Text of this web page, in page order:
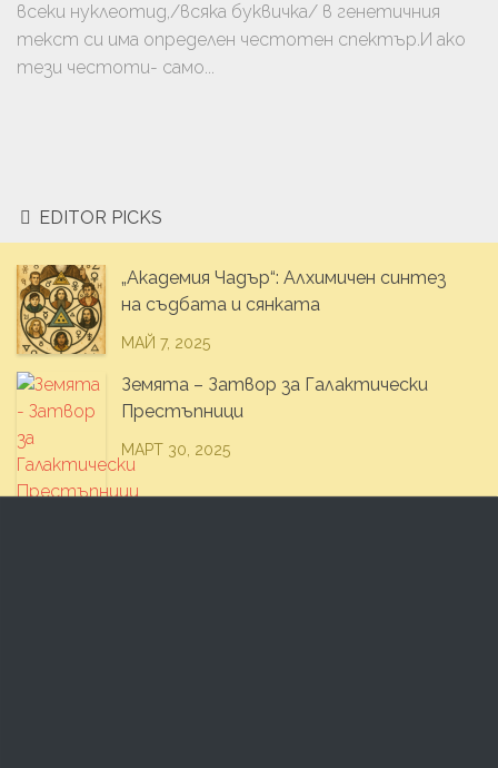
всеки нуклеотид,/всяка буквичка/ в генетичния
текст си има определен честотен спектър.И ако
тези честоти- само...
EDITOR PICKS
„Академия Чадър“: Алхимичен синтез
на съдбата и сянката
МАЙ 7, 2025
Земята – Затвор за Галактически
Престъпници
МАРТ 30, 2025